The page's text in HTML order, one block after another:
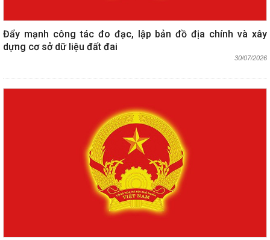
Đẩy mạnh công tác đo đạc, lập bản đồ địa chính và xây
dựng cơ sở dữ liệu đất đai
30/07/2026